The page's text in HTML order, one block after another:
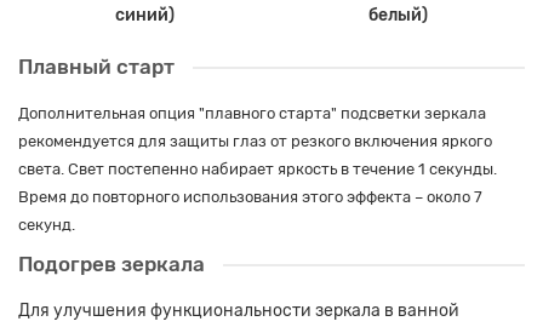
синий)
белый)
Плавный старт
Дополнительная опция "плавного старта" подсветки зеркала
рекомендуется для защиты глаз от резкого включения яркого
света. Свет постепенно набирает яркость в течение 1 секунды.
Время до повторного использования этого эффекта – около 7
секунд.
Подогрев зеркала
Для улучшения функциональности зеркала в ванной